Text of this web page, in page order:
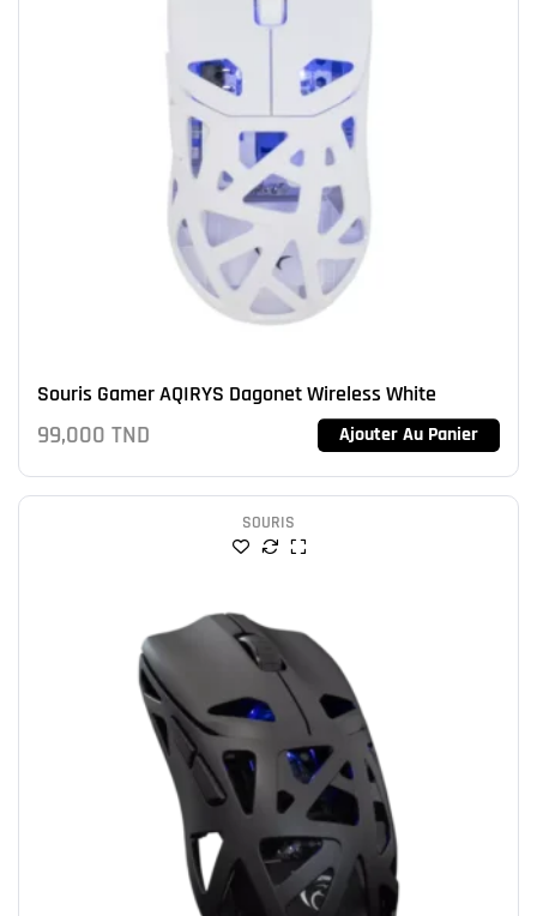
Souris Gamer AQIRYS Dagonet Wireless White
99,000 TND Ajouter Au Panier
SOURIS